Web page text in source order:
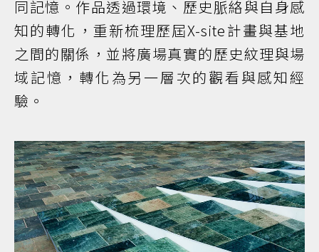
同記憶。作品透過環境、歷史脈絡與自身感
知的轉化，重新梳理歷屆X-site計畫與基地
之間的關係，並將廣場真實的歷史紋理與場
域記憶，轉化為另一層次的觀看與感知經
驗。